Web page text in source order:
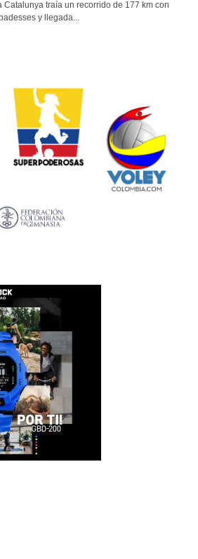
Catalunya traía un recorrido de 177 km con
y llegada...